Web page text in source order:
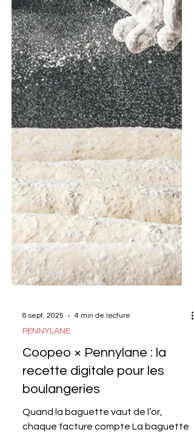
Dates fiscales
PENNYLANE
Coopeo × Pennylane : la
recette digitale pour les
boulangeries